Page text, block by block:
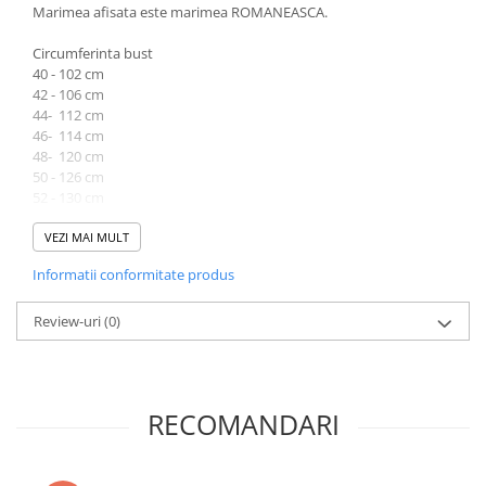
Marimea afisata este marimea ROMANEASCA.
Circumferinta bust
40 - 102 cm
42 - 106 cm
44- 112 cm
46- 114 cm
48- 120 cm
50 - 126 cm
54 - 134 cm
Atentie! Nuanta produsului poate diferi usor, in functie de
dispozitivul de pe care este vizualizat.
VEZI MAI MULT
Informatii conformitate produs
Review-uri(0)
RECOMANDARI